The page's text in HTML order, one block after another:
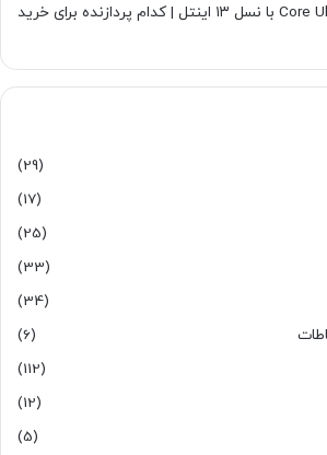
تفاوت لپتاپ های Core Ultra با نسل ۱۳ اینتل | کدام پردازنده برای خرید
(29)
(17)
(25)
(33)
(34)
(6)
(112)
(12)
(5)